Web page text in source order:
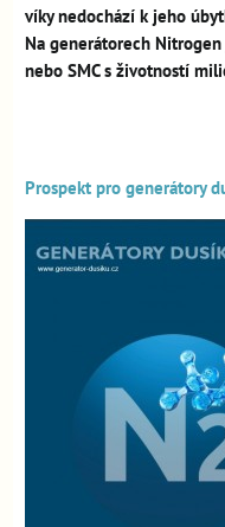
víky nedochází k jeho
Na generátorech
nebo SMC s životností
Prospekt pro generátory